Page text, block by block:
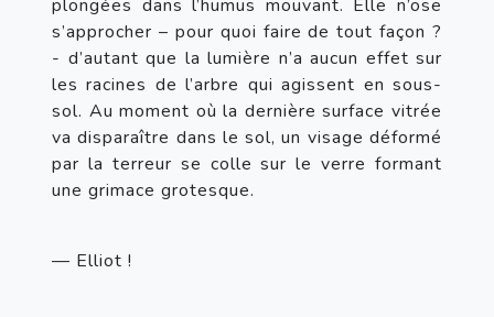
plongées dans l’humus mouvant. Elle n’ose
s’approcher – pour quoi faire de tout façon ?
- d’autant que la lumière n’a aucun effet sur
les racines de l’arbre qui agissent en sous-
sol. Au moment où la dernière surface vitrée
va disparaître dans le sol, un visage déformé
par la terreur se colle sur le verre formant
une grimace grotesque.
— Elliot !